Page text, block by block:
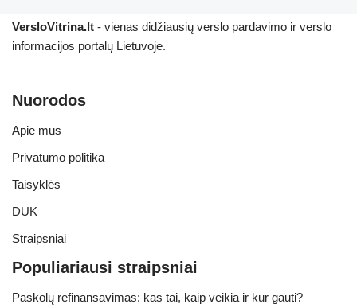
VersloVitrina.lt - vienas didžiausių verslo pardavimo ir verslo
informacijos portalų Lietuvoje.
Nuorodos
Apie mus
Privatumo politika
Taisyklės
DUK
Straipsniai
Populiariausi straipsniai
Paskolų refinansavimas: kas tai, kaip veikia ir kur gauti?